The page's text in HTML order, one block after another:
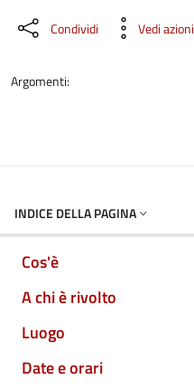
Condividi Vedi azioni
Argomenti:
INDICE DELLA PAGINA
Cos'è
A chi è rivolto
Luogo
Date e orari